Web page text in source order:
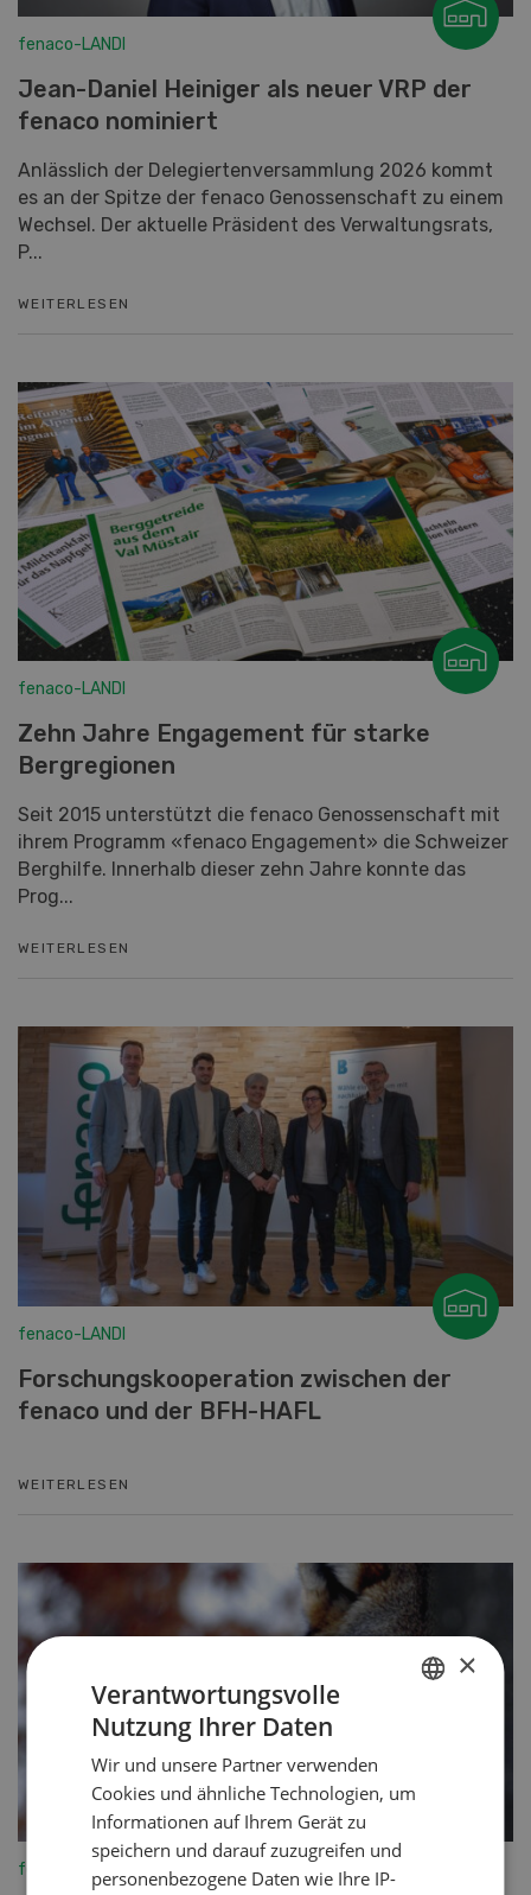
fenaco-LANDI
Jean-Daniel Heiniger als neuer VRP der
fenaco nominiert
Anlässlich der Delegiertenversammlung 2026 kommt
es an der Spitze der fenaco Genossenschaft zu einem
Wechsel. Der aktuelle Präsident des Verwaltungsrats,
P...
WEITERLESEN
fenaco-LANDI
Zehn Jahre Engagement für starke
Bergregionen
Seit 2015 unterstützt die fenaco Genossenschaft mit
ihrem Programm «fenaco Engagement» die Schweizer
Berghilfe. Innerhalb dieser zehn Jahre konnte das
Prog...
WEITERLESEN
fenaco-LANDI
Forschungskooperation zwischen der
fenaco und der BFH-HAFL
WEITERLESEN
fenaco-LANDI
×
Verantwortungsvolle
Nutzung Ihrer Daten
Wir und unsere Partner verwenden
Cookies und ähnliche Technologien, um
Informationen auf Ihrem Gerät zu
speichern und darauf zuzugreifen und
personenbezogene Daten wie Ihre IP-